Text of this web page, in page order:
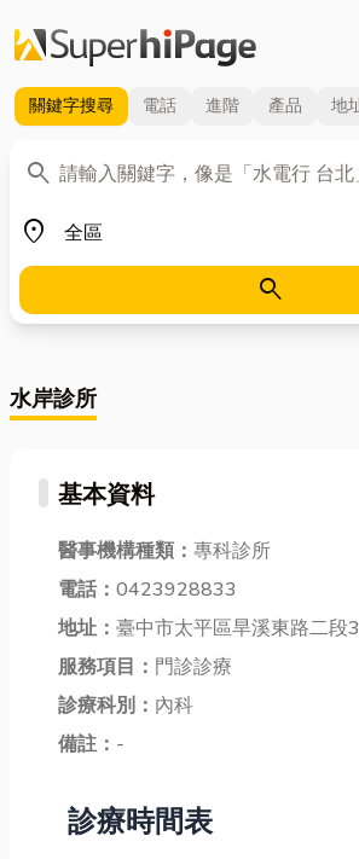
關鍵字搜尋 電話 進階 產品 地
search
關鍵字
place
地區
search
水岸診所
基本資料
醫事機構種類： 專科診所
電話： 0423928833
地址： 臺中市太平區旱溪東路二段
服務項目： 門診診療
診療科別： 內科
備註： -
診療時間表